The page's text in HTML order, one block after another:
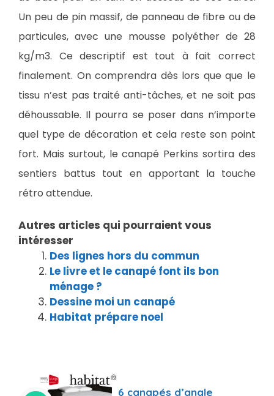
Un peu de pin massif, de panneau de fibre ou de
particules, avec une mousse polyéther de 28
kg/m3. Ce descriptif est tout à fait correct
finalement. On comprendra dès lors que que le
tissu n’est pas traité anti-tâches, et ne soit pas
déhoussable. Il pourra se poser dans n’importe
quel type de décoration et cela reste son point
fort. Mais surtout, le canapé Perkins sortira des
sentiers battus tout en apportant la touche
rétro attendue.
Autres articles qui pourraient vous
intéresser
Des lignes hors du commun
Le livre et le canapé font ils bon
ménage ?
Dessine moi un canapé
Habitat prépare noel
6 canapés d’angle